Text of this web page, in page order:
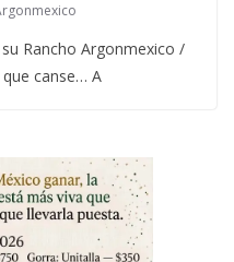
Rancho Argonmexico /
canse… A